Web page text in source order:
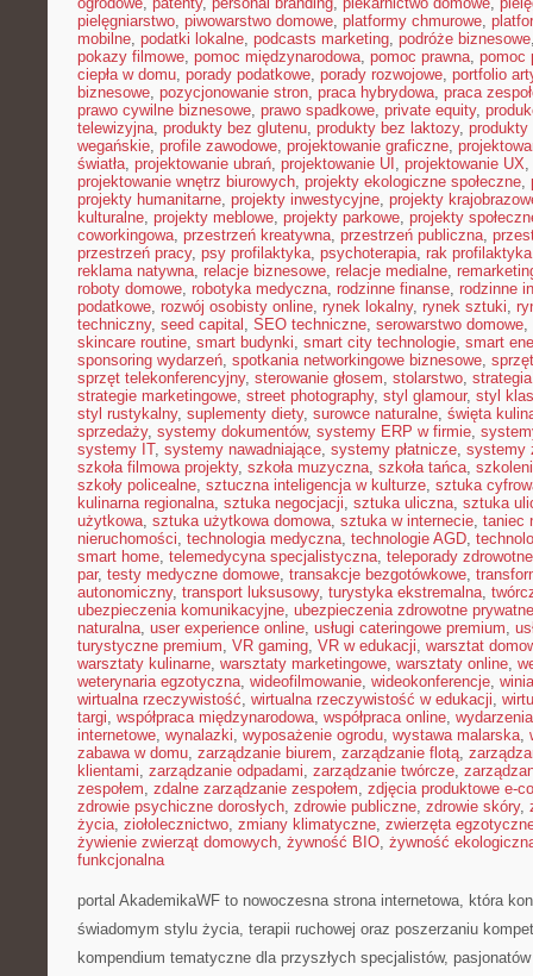
pielęgniarstwo, piwowarstwo domowe, platformy chmurowe,
mobilne, podatki lokalne, podcasts marketing, podróże biznesowe
pokazy filmowe, pomoc międzynarodowa, pomoc prawna, pomoc
ciepła w domu, porady podatkowe, porady rozwojowe, portfolio
biznesowe, pozycjonowanie stron, praca hybrydowa, praca
prawo cywilne biznesowe, prawo spadkowe, private equity,
telewizyjna, produkty bez glutenu, produkty bez laktozy, produkty
wegańskie, profile zawodowe, projektowanie graficzne,
światła, projektowanie ubrań, projektowanie UI , projektowanie UX,
projektowanie wnętrz biurowych, projekty ekologiczne społeczne,
projekty humanitarne, projekty inwestycyjne, projekty
kulturalne, projekty meblowe, projekty parkowe, projekty
coworkingowa, przestrzeń kreatywna, przestrzeń publiczna,
przestrzeń pracy, psy profilaktyka, psychoterapia, rak profilaktyka
reklama natywna, relacje biznesowe, relacje medialne,
roboty domowe, robotyka medyczna, rodzinne finanse, rodzinne
podatkowe, rozwój osobisty online, rynek lokalny, rynek sztuki,
techniczny, seed capital , SEO techniczne, serowarstwo domowe,
skincare routine, smart budynki, smart city technologie, smart
sponsoring wydarzeń, spotkania networkingowe biznesowe,
sprzęt telekonferencyjny, sterowanie głosem, stolarstwo,
strategie marketingowe, street photography, styl glamour, styl
styl rustykalny, suplementy diety, surowce naturalne, święta
sprzedaży, systemy dokumentów, systemy ERP w firmie,
systemy IT, systemy nawadniające, systemy płatnicze, systemy
szkoła filmowa projekty, szkoła muzyczna, szkoła tańca,
szkoły policealne, sztuczna inteligencja w kulturze, sztuka
kulinarna regionalna, sztuka negocjacji, sztuka uliczna, sztuka
użytkowa, sztuka użytkowa domowa, sztuka w internecie, taniec
nieruchomości, technologia medyczna, technologie AGD,
smart home, telemedycyna specjalistyczna, teleporady zdrowotne
par, testy medyczne domowe, transakcje bezgotówkowe,
autonomiczny, transport luksusowy, turystyka ekstremalna,
ubezpieczenia komunikacyjne, ubezpieczenia zdrowotne prywatne
naturalna, user experience online, usługi cateringowe premium,
turystyczne premium, VR gaming, VR w edukacji, warsztat
warsztaty kulinarne, warsztaty marketingowe, warsztaty online,
weterynaria egzotyczna, wideofilmowanie, wideokonferencje,
wirtualna rzeczywistość, wirtualna rzeczywistość w edukacji,
targi, współpraca międzynarodowa, współpraca online,
internetowe, wynalazki, wyposażenie ogrodu, wystawa malarska,
zabawa w domu, zarządzanie biurem, zarządzanie flotą,
klientami, zarządzanie odpadami, zarządzanie twórcze,
zespołem, zdalne zarządzanie zespołem, zdjęcia produktowe e-
zdrowie psychiczne dorosłych, zdrowie publiczne, zdrowie skóry,
życia, ziołolecznictwo, zmiany klimatyczne, zwierzęta
żywienie zwierząt domowych, żywność BIO, żywność
funkcjonalna
portal AkademikaWF to nowoczesna strona internetowa, która
świadomym stylu życia, terapii ruchowej oraz poszerzaniu
kompendium tematyczne dla przyszłych specjalistów,